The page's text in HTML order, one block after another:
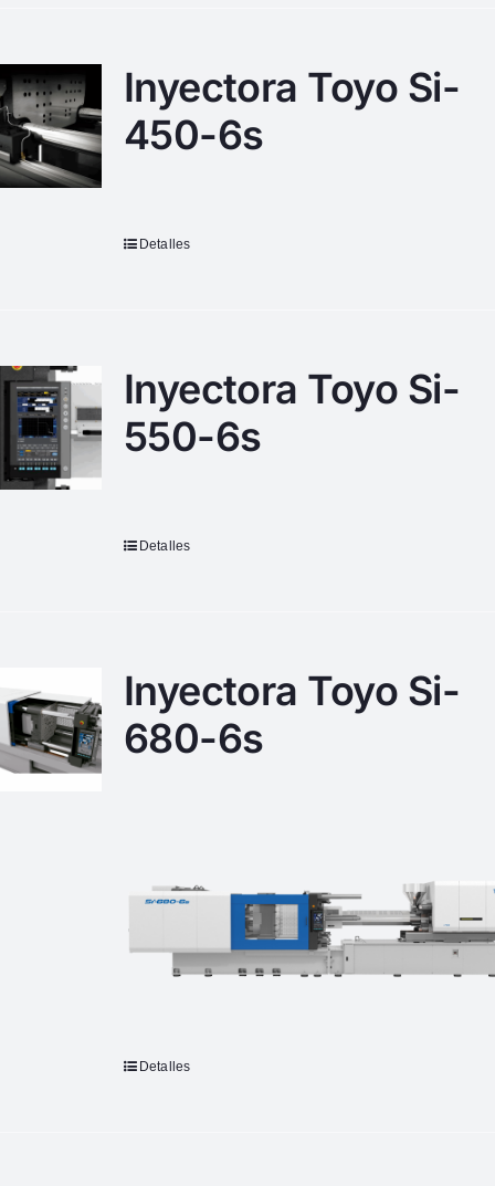
Inyectora Toyo Si-
450-6s
Detalles
Inyectora Toyo Si-
550-6s
Detalles
Inyectora Toyo Si-
680-6s
Detalles